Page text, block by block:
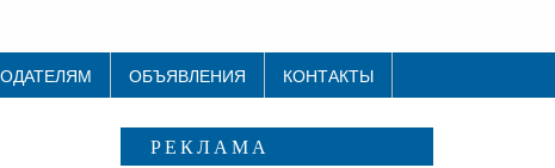
ОБЪЯВЛЕНИЯ КОНТАКТЫ
РЕКЛАМА